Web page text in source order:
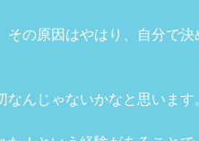
の原因はやはり、自分で
んじゃないかなと思います。